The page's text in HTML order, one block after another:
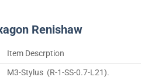
Renishaw
Item Descrption
M3-Stylus (R-1-SS-0.7-L21).